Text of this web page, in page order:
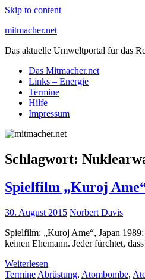
Skip to content
mitmacher.net
Das aktuelle Umweltportal für das
Das Mitmacher.net
Links – Energie
Termine
Hilfe
Impressum
Schlagwort:
Spielfilm „Kuroj
30. August 2015 Norbert Davis
Spielfilm: „Kuroj Ame“, Japan
keinen Ehemann. Jeder fürchtet,
Weiterlesen
Termine Abrüstung, Atombombe,